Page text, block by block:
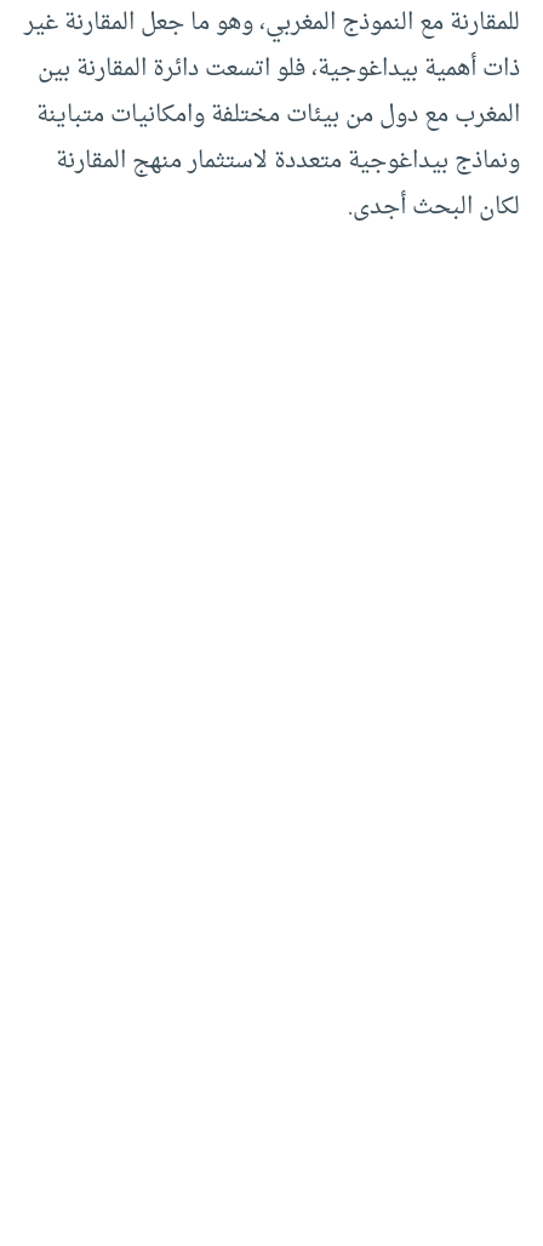
للمقارنة مع النموذج المغربي، وهو ما جعل المقارنة غير
ذات أهمية بيداغوجية، فلو اتسعت دائرة المقارنة بين
المغرب مع دول من بيئات مختلفة وامكانيات متباينة
ونماذج بيداغوجية متعددة لاستثمار منهج المقارنة
لكان البحث أجدى.